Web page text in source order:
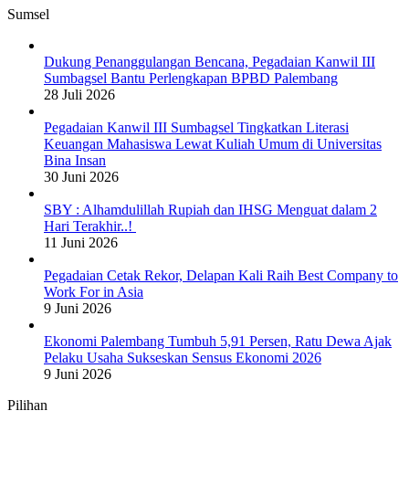
Sumsel
Dukung Penanggulangan Bencana, Pegadaian Kanwil III
Sumbagsel Bantu Perlengkapan BPBD Palembang
28 Juli 2026
Pegadaian Kanwil III Sumbagsel Tingkatkan Literasi
Keuangan Mahasiswa Lewat Kuliah Umum di Universitas
Bina Insan
30 Juni 2026
SBY : Alhamdulillah Rupiah dan IHSG Menguat dalam 2
Hari Terakhir..!
11 Juni 2026
Pegadaian Cetak Rekor, Delapan Kali Raih Best Company to
Work For in Asia
9 Juni 2026
Ekonomi Palembang Tumbuh 5,91 Persen, Ratu Dewa Ajak
Pelaku Usaha Sukseskan Sensus Ekonomi 2026
9 Juni 2026
Pilihan